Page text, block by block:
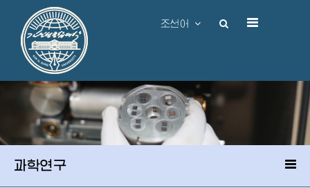
조선어
과학연구